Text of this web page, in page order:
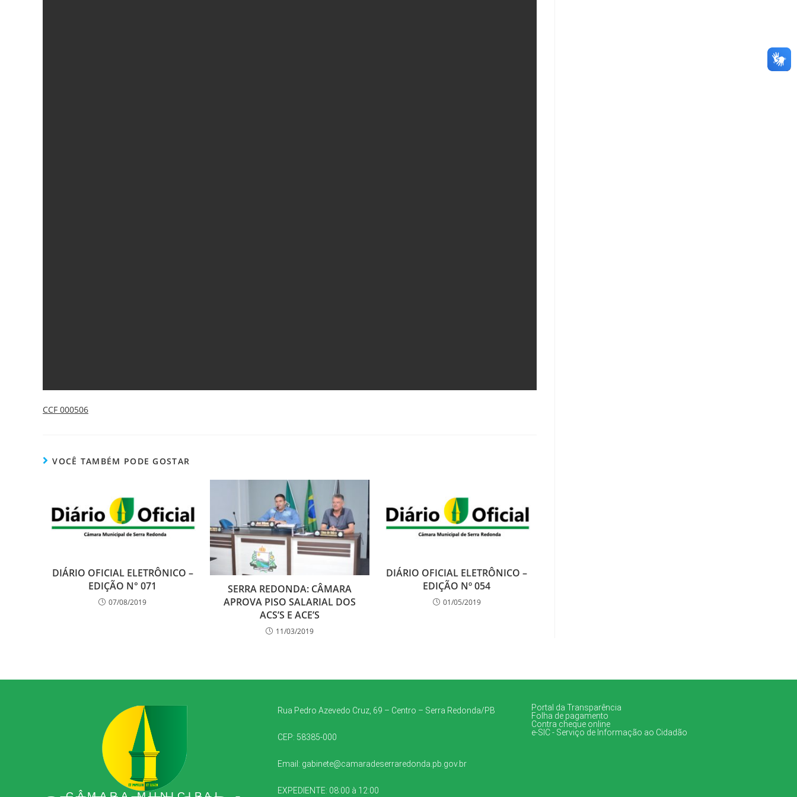
CCF 000506
VOCÊ TAMBÉM PODE GOSTAR
DIÁRIO OFICIAL ELETRÔNICO –
EDIÇÃO N° 071
07/08/2019
SERRA REDONDA: CÂMARA
APROVA PISO SALARIAL DOS
ACS’S E ACE’S
11/03/2019
DIÁRIO OFICIAL ELETRÔNICO –
EDIÇÃO Nº 054
01/05/2019
Rua Pedro Azevedo Cruz, 69 – Centro – Serra Redonda/PB
CEP: 58385-000
Email: gabinete@camaradeserraredonda.pb.gov.br
EXPEDIENTE: 08:00 à 12:00
Portal da Transparência
Folha de pagamento
Contra cheque online
e-SIC - Serviço de Informação ao Cidadão